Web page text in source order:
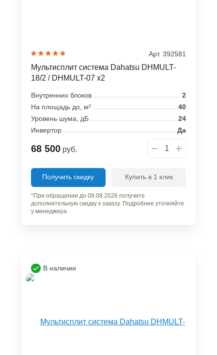
Арт. 392581
Мультисплит система Dahatsu DHMULT-
18/2 / DHMULT-07 x2
Внутренних блоков
2
На площадь до, м²
40
Уровень шума, дБ
24
Инвертор
Да
68 500 руб.
Получить скидку Купить в 1 клик
*При обращении до 08.08.2026 получите
дополнительную скидку к заказу. Подробнее уточняйте
у менеджера
В наличии